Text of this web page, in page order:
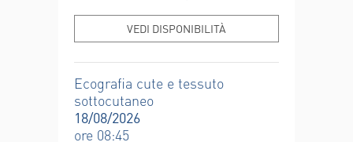
VEDI DISPONIBILITÀ
Ecografia cute e tessuto
sottocutaneo
18/08/2026
ore 08:45